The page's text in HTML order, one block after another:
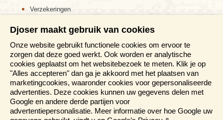
Verzekeringen
Disclaimer
Cookiebeleid
Privacy verklaring
Reis en boek met Djoser zekerheid
Meer weten?
Brochures aanvragen
Djoser maakt gebruik van cookies
Onze website gebruikt functionele cookies om ervoor te
zorgen dat deze goed werkt. Ook worden er analytische
cookies geplaatst om het websitebezoek te meten. Klik je op
"Alles accepteren" dan ga je akkoord met het plaatsen van
marketingcookies, waaronder cookies voor gepersonaliseerde
advertenties. Deze cookies kunnen uw gegevens delen met
Google en andere derde partijen voor
advertentiepersonalisatie. Meer informatie over hoe Google uw